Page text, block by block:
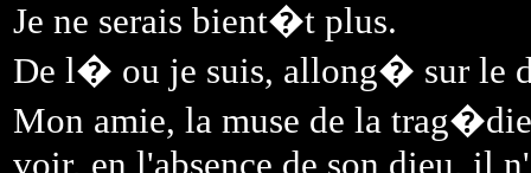
Je ne serais bient�t plus.
De l� ou je suis, allong� sur le
Mon amie, la muse de la
voir, en l'absence de son dieu, il